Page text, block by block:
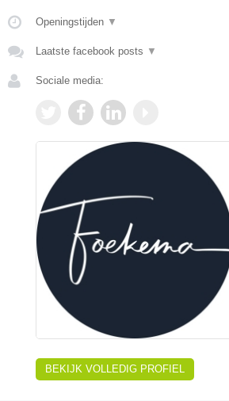
Openingstijden ▼
Laatste facebook posts ▼
Sociale media:
BEKIJK VOLLEDIG PROFIEL